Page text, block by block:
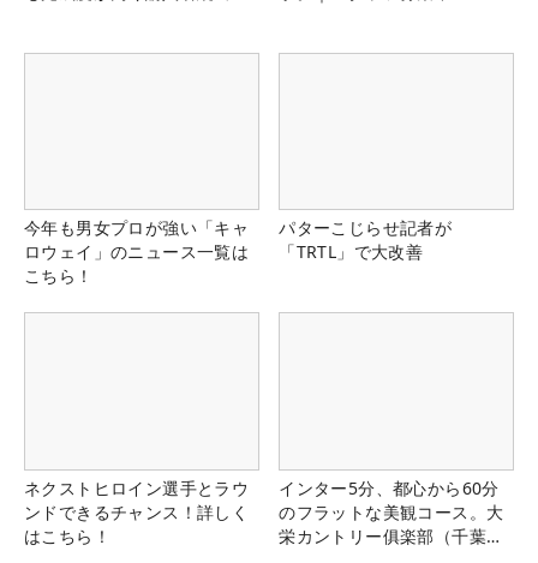
今年も男女プロが強い「キャ
ロウェイ」のニュース一覧は
こちら！
パターこじらせ記者が
「TRTL」で大改善
ネクストヒロイン選手とラウ
ンドできるチャンス！詳しく
はこちら！
インター5分、都心から60分
のフラットな美観コース。大
栄カントリー俱楽部（千葉